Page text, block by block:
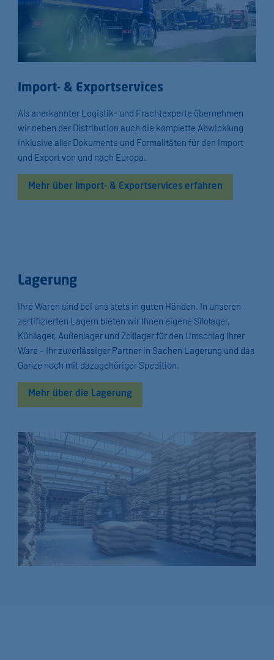
Import- & Exportservices
Als anerkannter Logistik- und Frachtexperte übernehmen
wir neben der Distribution auch die komplette Abwicklung
inklusive aller Dokumente und Formalitäten für den Import
und Export von und nach Europa.
Mehr über Import- & Exportservices erfahren
Lagerung
Ihre Waren sind bei uns stets in guten Händen. In unseren
zertifizierten Lagern bieten wir Ihnen eigene Silolager,
Kühllager, Außenlager und Zolllager für den Umschlag Ihrer
Ware – Ihr zuverlässiger Partner in Sachen Lagerung und das
Ganze noch mit dazugehöriger Spedition.
Mehr über die Lagerung